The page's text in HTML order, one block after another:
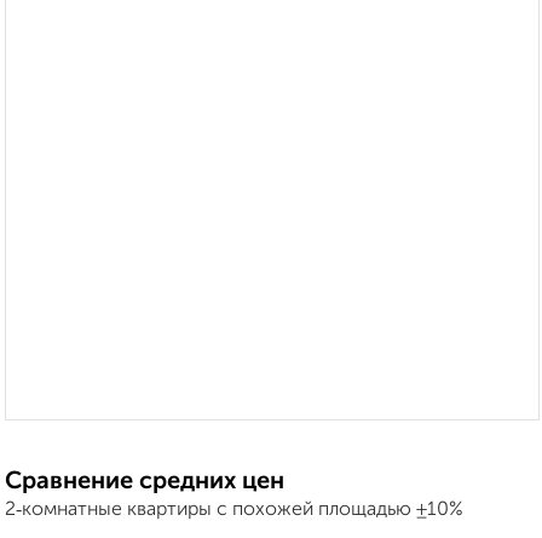
Сравнение средних цен
2‑комнатные квартиры с похожей площадью ±10%